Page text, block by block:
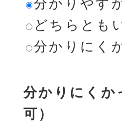
どちらとも
分かりにく
分かりにくか
可）